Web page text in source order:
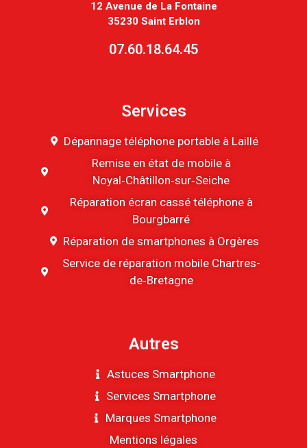
12 Avenue de La Fontaine
35230 Saint Erblon
07.60.18.64.45
Services
Dépannage téléphone portable à Laillé
Remise en état de mobile à
Noyal‑Châtillon‑sur‑Seiche
Réparation écran cassé téléphone à
Bourgbarré
Réparation de smartphones à Orgères
Service de réparation mobile Chartres-
de‑Bretagne
Autres
Astuces Smartphone
Services Smartphone
Marques Smartphone
Mentions légales